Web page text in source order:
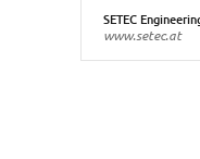
SETEC
www.setec.at